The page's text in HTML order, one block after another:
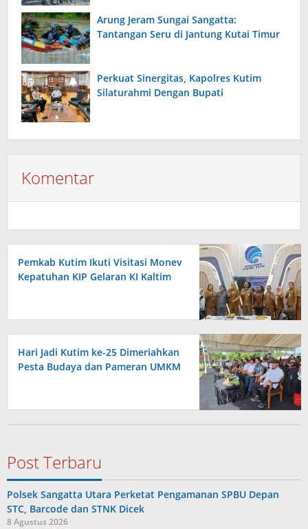
Arung Jeram Sungai Sangatta:
Tantangan Seru di Jantung Kutai Timur
Perkuat Sinergitas, Kapolres Kutim
Silaturahmi Dengan Bupati
Komentar
Pemkab Kutim Ikuti Visitasi Monev
Kepatuhan KIP Gelaran KI Kaltim
Hari Jadi Kutim ke-25 Dimeriahkan
Pesta Budaya dan Pameran UMKM
Post Terbaru
Polsek Sangatta Utara Perketat Pengamanan SPBU Depan
STC, Barcode dan STNK Dicek
8 Agustus 2026